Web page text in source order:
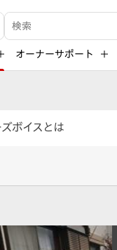
検索キーワード入力
オーナーサポート
ボイスとは